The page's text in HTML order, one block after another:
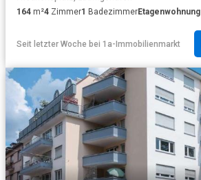
164 m²4 Zimmer1 BadezimmerEtagenwohnung
Seit letzter Woche bei 1a-Immobilienmarkt